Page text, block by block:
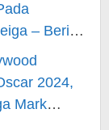
– Berita
2024,
Mark